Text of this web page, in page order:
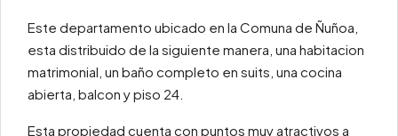
Este departamento ubicado en la Comuna de Ñuñoa,
esta distribuido de la siguiente manera, una habitacion
matrimonial, un baño completo en suits, una cocina
abierta, balcon y piso 24.
Esta propiedad cuenta con puntos muy atractivos a